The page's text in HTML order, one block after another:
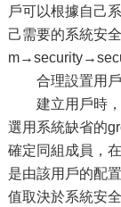
戶可以根據自己
己需要的系統安
合理設置用戶
建立用戶時，
選用系統缺省的
確定同組成員，
是由該用戶的配
值取決於系統安